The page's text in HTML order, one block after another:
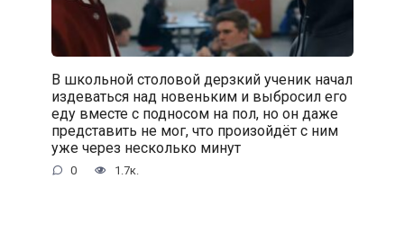
В школьной столовой дерзкий ученик начал
издеваться над новеньким и выбросил его
еду вместе с подносом на пол, но он даже
представить не мог, что произойдёт с ним
уже через несколько минут
0 1.7к.